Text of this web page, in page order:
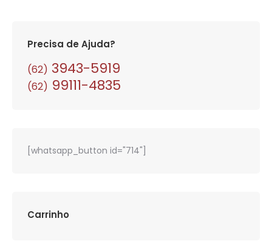
Precisa de Ajuda?
(62) 3943-5919
(62) 99111-4835
[whatsapp_button id="714"]
Carrinho